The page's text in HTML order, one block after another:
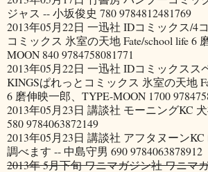
ジャス -- 小坂俊史 780 9784812481769
2013年05月22日 一迅社 IDコミックス/4
コミックス 氷室の天地 Fate/school life 6
MOON 840 9784758081771
2013年05月22日 一迅社 IDコミックスス
KINGSぱれっとコミックス 氷室の天地
6 磨伸映一郎、TYPE-MOON 1700
2013年05月23日 講談社 モーニングKC
580 9784063872149
2013年05月23日 講談社 アフタヌーン
調べます -- 中島守男 690 9784063878912
2013年 5月下旬 ワニマガジン社 ワニマ